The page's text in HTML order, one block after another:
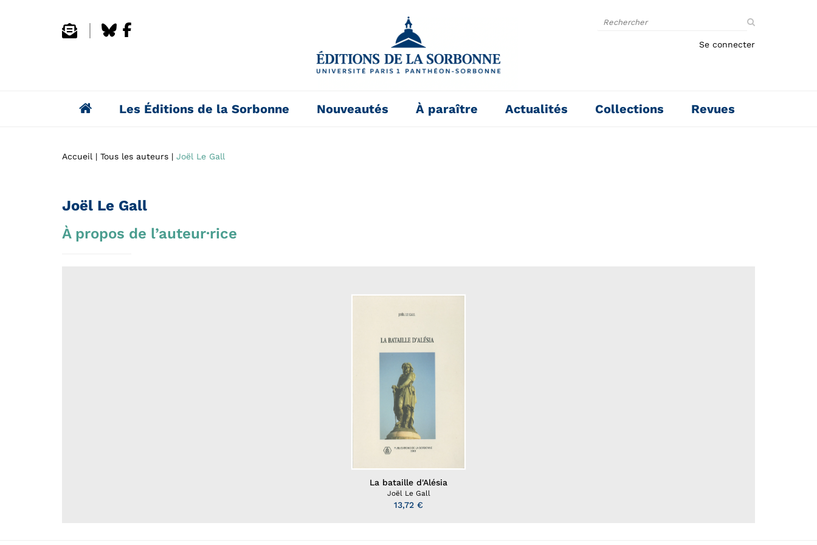
le
Se connecter
Les Éditions de la Sorbonne Nouveautés À paraître Actualités Collections Revues
Accueil Tous les auteurs Joël Le Gall
Joël Le Gall
À propos de l’auteur·rice
La bataille d'Alésia
Joël Le Gall
13,72 €